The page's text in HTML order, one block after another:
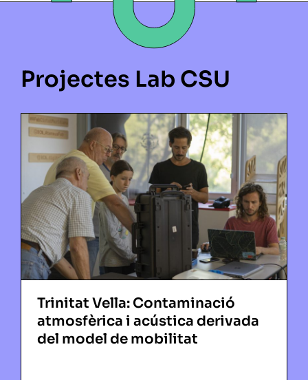
Projectes Lab CSU
Trinitat Vella: Contaminació
atmosfèrica i acústica derivada
del model de mobilitat